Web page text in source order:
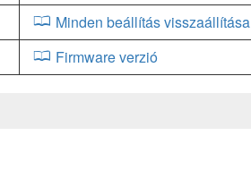
Minden beállítás visszaállítása
Firmware verzió